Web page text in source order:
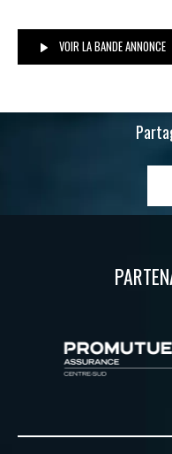
VOIR LA BANDE ANNONCE